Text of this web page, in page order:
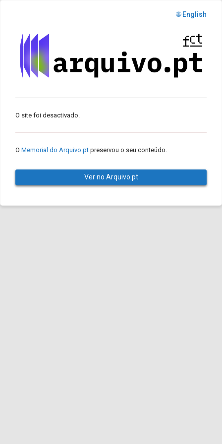
🌐 English
O site foi desactivado.
O Memorial do Arquivo.pt preservou o seu conteúdo.
Ver no Arquivo.pt